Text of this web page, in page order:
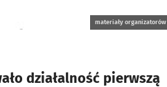
materiały organizatorów
działalność pierwszą